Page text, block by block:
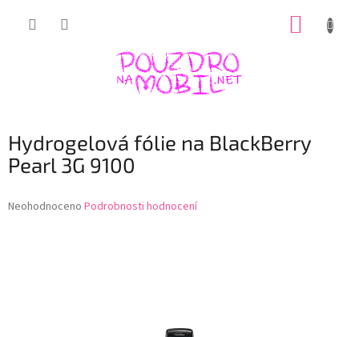
Hydrogelová fólie na BlackBerry
Pearl 3G 9100
Průměrné
Neohodnoceno Podrobnosti hodnocení